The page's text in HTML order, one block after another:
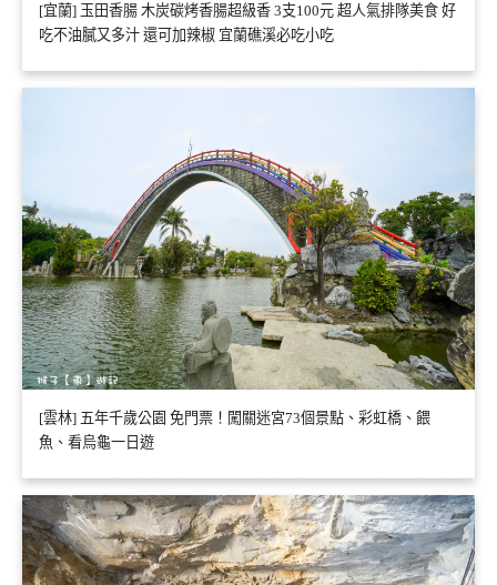
[宜蘭] 玉田香腸 木炭碳烤香腸超級香 3支100元 超人氣排隊美食 好
吃不油膩又多汁 還可加辣椒 宜蘭礁溪必吃小吃
[雲林] 五年千歲公園 免門票！闖關迷宮73個景點、彩虹橋、餵
魚、看烏龜一日遊